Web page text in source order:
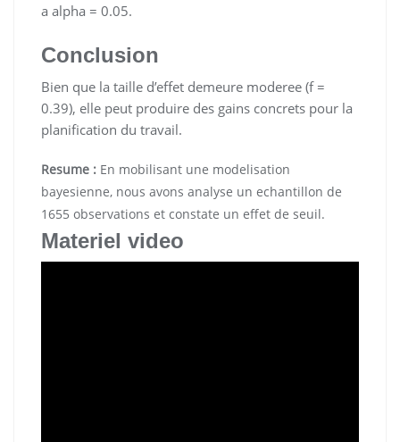
a alpha = 0.05.
Conclusion
Bien que la taille d’effet demeure moderee (f =
0.39), elle peut produire des gains concrets pour la
planification du travail.
Resume : En mobilisant une modelisation
bayesienne, nous avons analyse un echantillon de
1655 observations et constate un effet de seuil.
Materiel video